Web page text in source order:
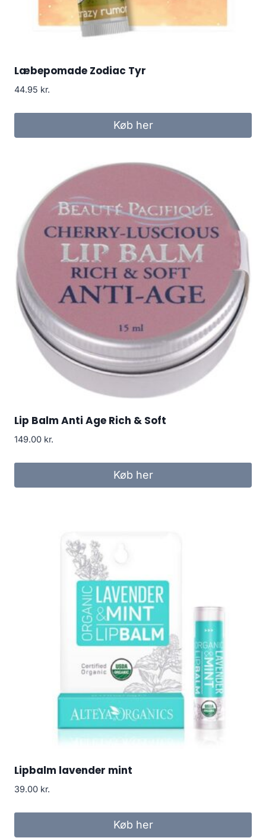
Læbepomade Zodiac Tyr
44.95 kr.
Køb her
Lip Balm Anti Age Rich & Soft
149.00 kr.
Køb her
Lipbalm lavender mint
39.00 kr.
Køb her